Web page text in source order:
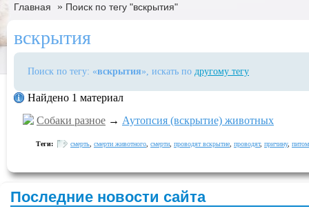
Главная » Поиск по тегу "вскрытия"
вскрытия
Поиск по тегу: «вскрытия», искать по другому тегу
Найдено 1 материал
Собаки разное → Аутопсия (вскрытие) животных
Теги: смерть смерти животного смерти проводят вскрытие проводят, причину,
Последние новости сайта